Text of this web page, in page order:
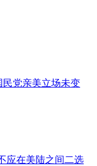
民党亲美立场未变
应在美陆之间二选